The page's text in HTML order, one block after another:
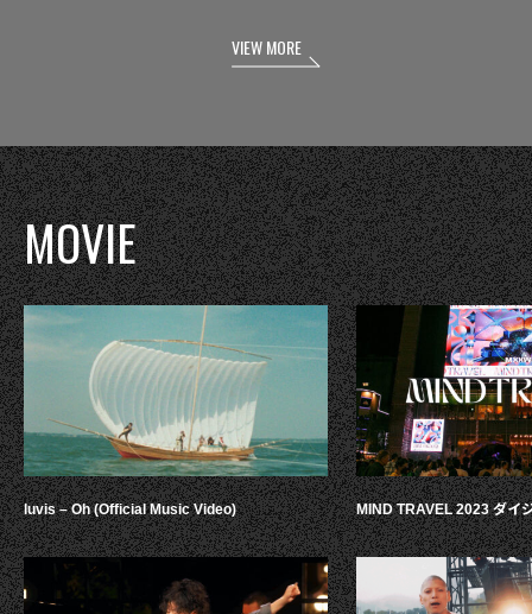
VIEW MORE
MOVIE
luvis – Oh (Official Music Video) MIND TRAVEL 2023 ダイ